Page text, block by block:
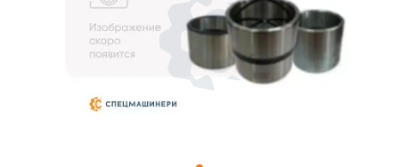
sksale@skdst.ru
+7 (499) 394-50-93